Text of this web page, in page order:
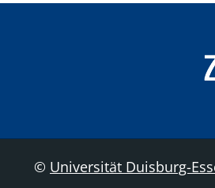
© Universität Duisburg-